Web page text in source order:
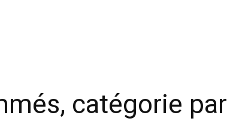
catégorie par